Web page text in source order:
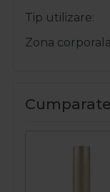
Tip utilizare
Zona corporala